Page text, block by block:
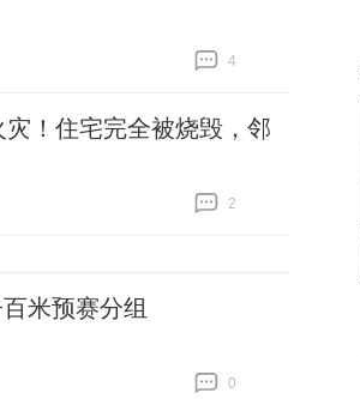
4
！住宅完全被烧毁，邻
2
米预赛分组
0